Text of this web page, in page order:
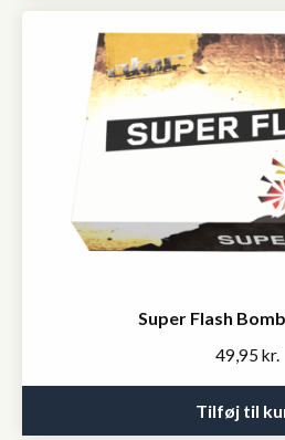
Super Flash
49,95 kr.
Tilføj til